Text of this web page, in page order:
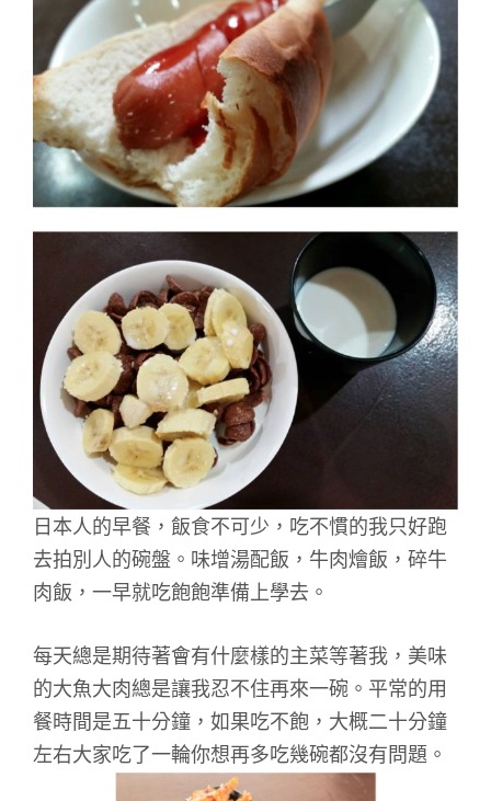
日本人的早餐，飯食不可少，吃不慣的我只好跑
去拍別人的碗盤。味增湯配飯，牛肉燴飯，碎牛
肉飯，一早就吃飽飽準備上學去。
每天總是期待著會有什麼樣的主菜等著我，美味
的大魚大肉總是讓我忍不住再來一碗。平常的用
餐時間是五十分鐘，如果吃不飽，大概二十分鐘
左右大家吃了一輪你想再多吃幾碗都沒有問題。